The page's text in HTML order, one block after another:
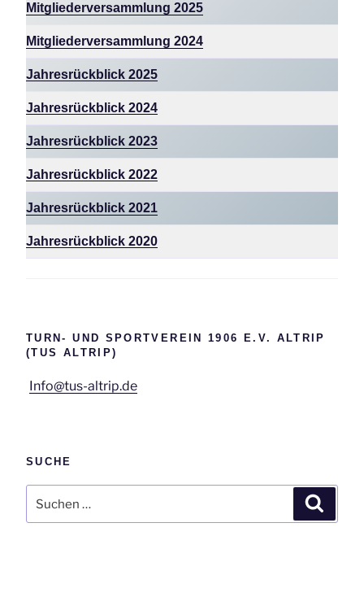
Mitgliederversammlung 2025
Mitgliederversammlung 2024
Jahresrückblick 2025
Jahresrückblick 2024
Jahresrückblick 2023
Jahresrückblick 2022
Jahresrückblick 2021
Jahresrückblick 2020
TURN- UND SPORTVEREIN 1906 E.V. ALTRIP
(TUS ALTRIP)
Info@tus-altrip.de
SUCHE
nach: